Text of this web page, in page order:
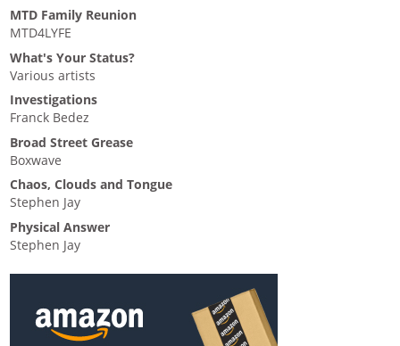
MTD Family Reunion
MTD4LYFE
What's Your Status?
Various artists
Investigations
Franck Bedez
Broad Street Grease
Boxwave
Chaos, Clouds and Tongue
Stephen Jay
Physical Answer
Stephen Jay